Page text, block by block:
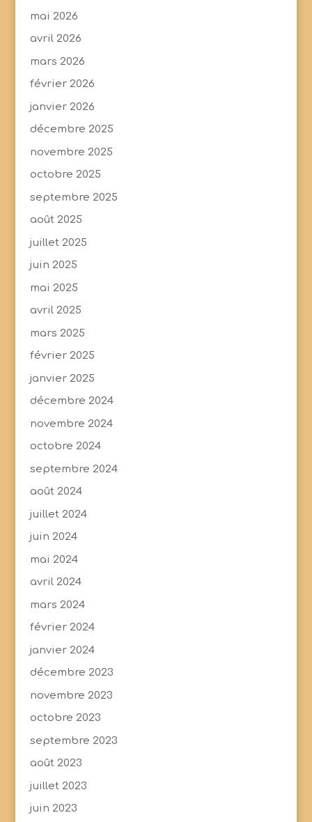
mai 2026
avril 2026
mars 2026
février 2026
janvier 2026
décembre 2025
novembre 2025
octobre 2025
septembre 2025
août 2025
juillet 2025
juin 2025
mai 2025
avril 2025
mars 2025
février 2025
janvier 2025
décembre 2024
novembre 2024
octobre 2024
septembre 2024
août 2024
juillet 2024
juin 2024
mai 2024
avril 2024
mars 2024
février 2024
janvier 2024
décembre 2023
novembre 2023
octobre 2023
septembre 2023
août 2023
juillet 2023
juin 2023